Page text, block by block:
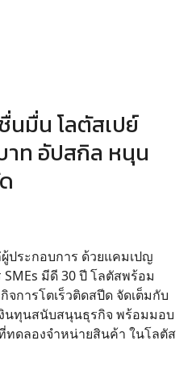
นมื่น โลตัสเปย์
าท อัปสกิล หนุน
ระกอบการ ด้วยแคมเปญ
มีดี 30 ปี โลตัสพร้อม
จการโตเร็วติดสปีด จัดเต็มกับ
งินทุนสนับสนุนธุรกิจ พร้อมมอบ
ดลองจำหน่ายสินค้า ในโลตัส